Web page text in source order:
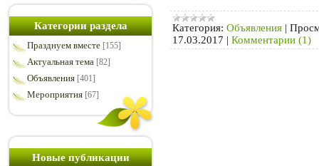
Категории раздела
Празднуем вместе [155]
Актуальная тема [82]
Объявления [401]
Мероприятия [67]
Новые публикации
Категория: Объявления |
17.03.2017 | Комментарии (1)